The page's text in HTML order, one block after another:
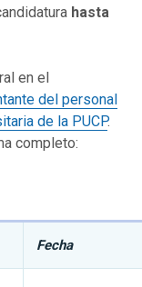
hasta
en el
del personal
de la PUCP.
completo:
Fecha